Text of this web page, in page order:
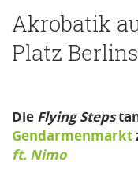
Akrobatik
Platz Berlins
Die Flying Steps
Gendarmenmarkt
ft. Nimo